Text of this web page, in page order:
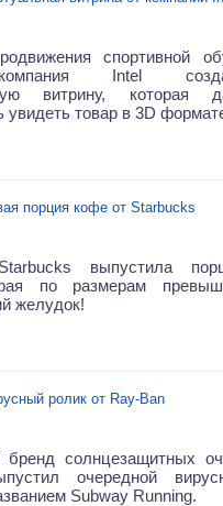
спортивной
Intel
витрину, которая
увидеть товар в 3D
порция кофе от Starbucks
Starbucks выпустила
по размерам
желудок!
ролик от Ray-Ban
бренд солнцезащитных
очередной
Subway Running.